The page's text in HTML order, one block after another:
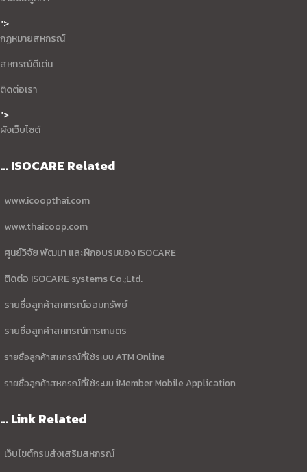
">
กฏหมายสหกรณ์
สหกรณ์ดีเด่น
ติดต่อเรา
">
ผังเว็บไซต์
... ISOCARE Related
www.icoopthai.com
www.thaicoop.com
ศูนย์วิจัย พัฒนา และฝึกอบรมของ ISOCARE
ติดต่อ ISOCARE systems Co.;Ltd.
รายชื่อลูกค้าสหกรณ์ออมทรัพย์
รายชื่อลูกค้าสหกรณ์การเกษตร
รายชื่อลูกค้าสหกรณ์ที่ใช้ระบบ ATM Online
รายชื่อลูกค้าสหกรณ์ที่ใช้ระบบ iMember Mobile Application
... Link Related
เว็บไซต์กรมส่งเสริมสหกรณ์